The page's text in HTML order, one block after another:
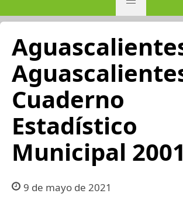
Cuaderno
Estadístico
Municipal 2001
9 de mayo de 2021